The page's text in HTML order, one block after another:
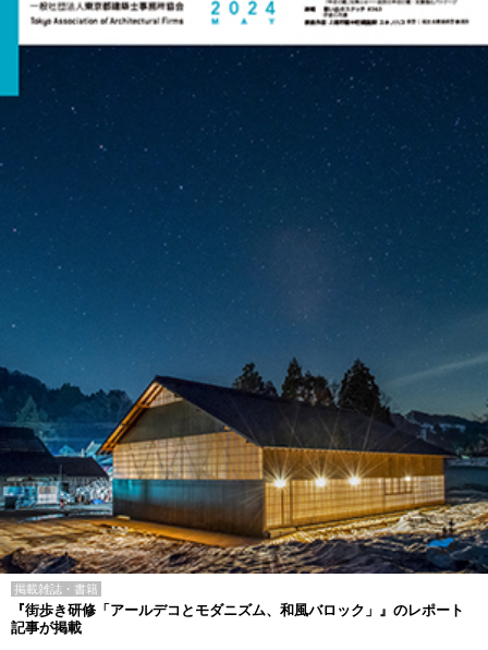
掲載雑誌・書籍
『街歩き研修「アールデコとモダニズム、和風バロック」』のレポート
記事が掲載